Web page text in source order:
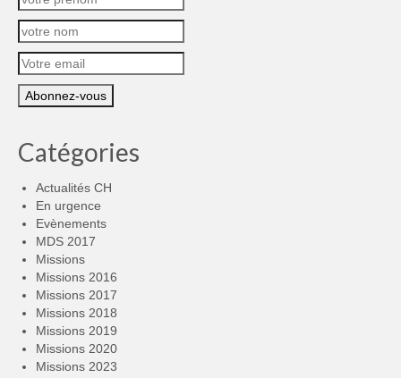
Catégories
Actualités CH
En urgence
Evènements
MDS 2017
Missions
Missions 2016
Missions 2017
Missions 2018
Missions 2019
Missions 2020
Missions 2023